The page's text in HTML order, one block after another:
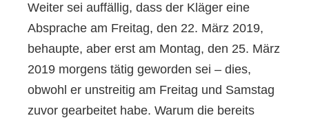
Weiter sei auffällig, dass der Kläger eine
Absprache am Freitag, den 22. März 2019,
behaupte, aber erst am Montag, den 25. März
2019 morgens tätig geworden sei – dies,
obwohl er unstreitig am Freitag und Samstag
zuvor gearbeitet habe. Warum die bereits